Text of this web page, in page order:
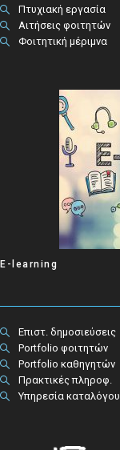
Πτυχιακή εργασία
Αιτήσεις φοιτητών
Φοιτητική μέριμνα
E-learning
Επιστ. δημοσιεύσεις
Portfolio φοιτητών
Portfolio καθηγητών
Πρακτικές πληροφ.​
Υπηρεσία καταλόγου